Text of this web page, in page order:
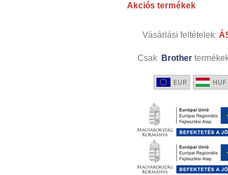
Akciós termékek
Vásárlási feltételek:
Csak Brother